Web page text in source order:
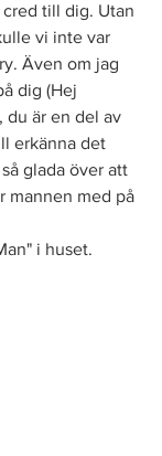
till dig. Utan
vi inte var
Även om jag
dig (Hej
du är en del av
erkänna det
glada över att
mannen med på
i huset.